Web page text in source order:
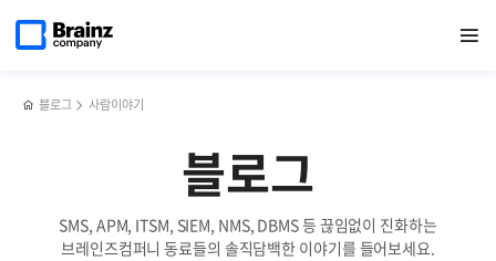
열기
페이지로
블로그 사람이야기
블로그
SMS, APM, ITSM, SIEM, NMS, DBMS 등 끊임없이 진화하는
브레인즈컴퍼니 동료들의 솔직담백한 이야기를 들어보세요.